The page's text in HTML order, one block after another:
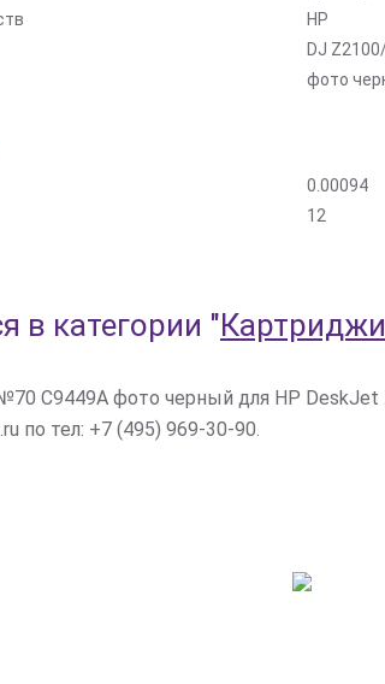
HP
DJ
фото
0.00094
12
в категории "
C9449A фото черный для HP
по тел: +7 (495) 969-30-90.